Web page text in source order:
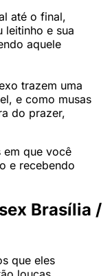
até o final,
leitinho e sua
aquele
trazem uma
e como musas
do prazer,
em que você
e recebendo
Brasília /
que eles